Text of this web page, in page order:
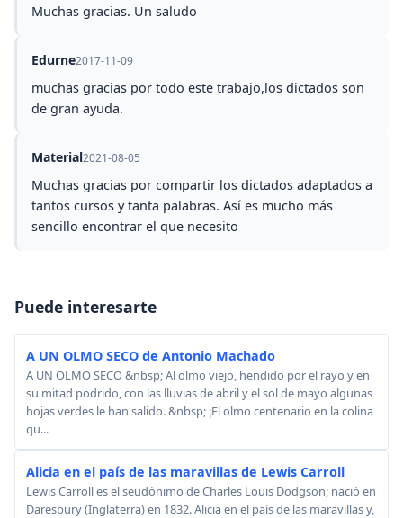
Muchas gracias. Un saludo
Edurne2017-11-09
muchas gracias por todo este trabajo,los dictados son
de gran ayuda.
Material2021-08-05
Muchas gracias por compartir los dictados adaptados a
tantos cursos y tanta palabras. Así es mucho más
sencillo encontrar el que necesito
Puede interesarte
A UN OLMO SECO de Antonio Machado
A UN OLMO SECO &nbsp; Al olmo viejo, hendido por el rayo y en
su mitad podrido, con las lluvias de abril y el sol de mayo algunas
hojas verdes le han salido. &nbsp; ¡El olmo centenario en la colina
qu...
Alicia en el país de las maravillas de Lewis Carroll
Lewis Carroll es el seudónimo de Charles Louis Dodgson; nació en
Daresbury (Inglaterra) en 1832. Alicia en el país de las maravillas y,